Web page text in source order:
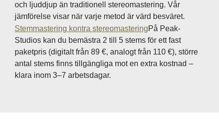
och ljuddjup än traditionell stereomastering. Vår
jämförelse visar när varje metod är värd besväret.
Stemmastering kontra stereomasteringPå Peak-
Studios kan du bemästra 2 till 5 stems för ett fast
paketpris (digitalt från 89 €, analogt från 110 €), större
antal stems finns tillgängliga mot en extra kostnad –
klara inom 3–7 arbetsdagar.